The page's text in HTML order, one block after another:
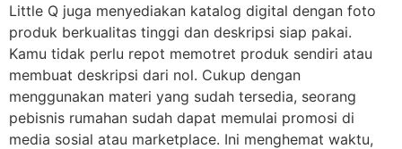
Little Q juga menyediakan katalog digital dengan foto
produk berkualitas tinggi dan deskripsi siap pakai.
Kamu tidak perlu repot memotret produk sendiri atau
membuat deskripsi dari nol. Cukup dengan
menggunakan materi yang sudah tersedia, seorang
pebisnis rumahan sudah dapat memulai promosi di
media sosial atau marketplace. Ini menghemat waktu,